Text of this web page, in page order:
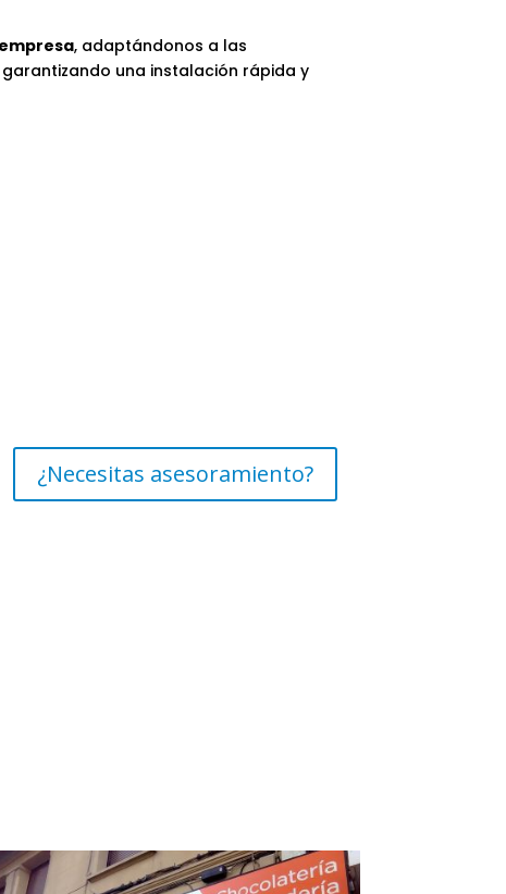
, adaptándonos a las
garantizando una instalación rápida y
¿Necesitas asesoramiento?